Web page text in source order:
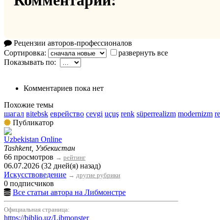
Рецензии авторов-профессионалов
Сортировка:
развернуть все
Показывать по:
Комментариев пока нет
Похожие темы
шагал вitebsk еврейство сеvgi uçuş renk süperrealizm modernizm
Публикатор
Uzbekistan Online
Tashkent, Узбекистан
66 просмотров → рейтинг
06.07.2026 (32 дней(я) назад)
Искусствоведение → другие рубрики
0 подписчиков
Все статьи автора на Либмонстре
Официальная страница:
https://biblio.uz/Libmonster